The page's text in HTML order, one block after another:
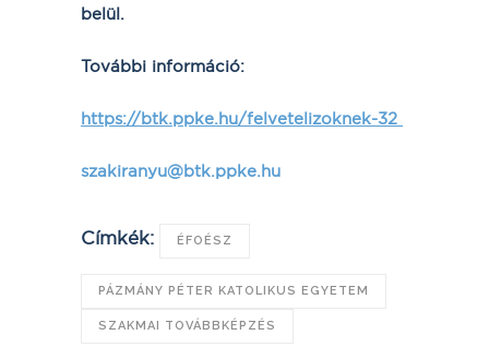
belül.
További információ:
https://btk.ppke.hu/felvetelizoknek-32
szakiranyu@btk.ppke.hu
Címkék: ÉFOÉSZ
PÁZMÁNY PÉTER KATOLIKUS EGYETEM
SZAKMAI TOVÁBBKÉPZÉS